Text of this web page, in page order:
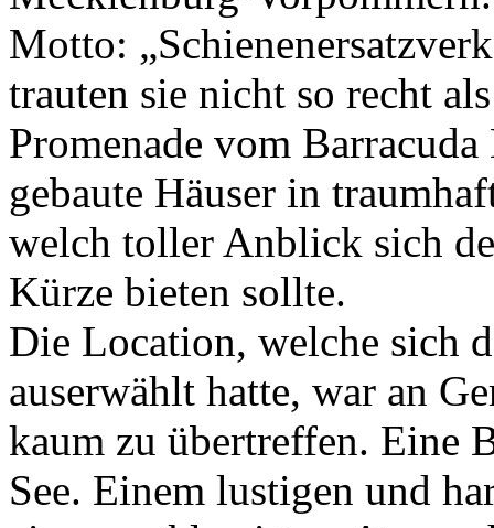
Motto:
trauten sie nicht so recht
Promenade vom
gebaute Häuser in
welch toller Anblick sich
Kürze bieten sollte.
Die Location, welche sich
auserwählt hatte, war an
kaum zu übertreffen. Eine
See. Einem lustigen und